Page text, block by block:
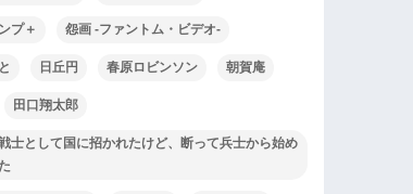
プ＋ 怨画 -ファントム・ビデオ-
日丘円 春原ロビンソン 朝賀庵
田口翔太郎
士として国に招かれたけど、断って兵士から始め